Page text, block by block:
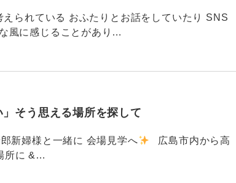
られている おふたりとお話をしていたり SNS
風に感じることがあり…
」そう思える場所を探して
新婦様と一緒に 会場見学へ
広島市内から高
所に &…